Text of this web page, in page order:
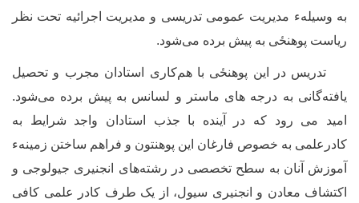
وسیلهء مدیریت عمومی تدریسی و مدیریت اجرائیه تحت نظر
پوهنځیبه پیش برده می‌شود.
در اینپوهنځیبا هم‌کاری استادان مجرب و تحصیل
به درجه های ماستر و لسانس به پیش برده می‌شود.
می رود که در آینده با جذب استادان واجد شرایط به
به خصوص فارغان این پوهنتون و فراهم ساختن زمینهء
آنان به سطح تخصصی در رشته‌های انجنیری جیولوجی و
معادن و انجنیری سیول، از یک طرف کادر علمی کافی